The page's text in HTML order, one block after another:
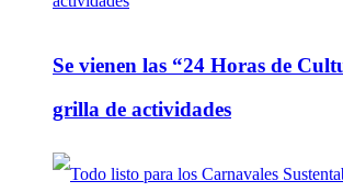
Se vienen las “24 Horas de
grilla de actividades